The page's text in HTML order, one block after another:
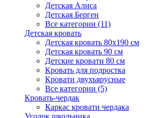
Детская Алиса
Детская Берген
Все категории (11)
Детская кровать
Детская кровать 80х190 см
Детская кровать 90 см
Детские кровати 80 см
Кровать для подростка
Кровати двухъярусные
Все категории (5)
Кровать-чердак
Каркас кровати чердака
Уголок школьника